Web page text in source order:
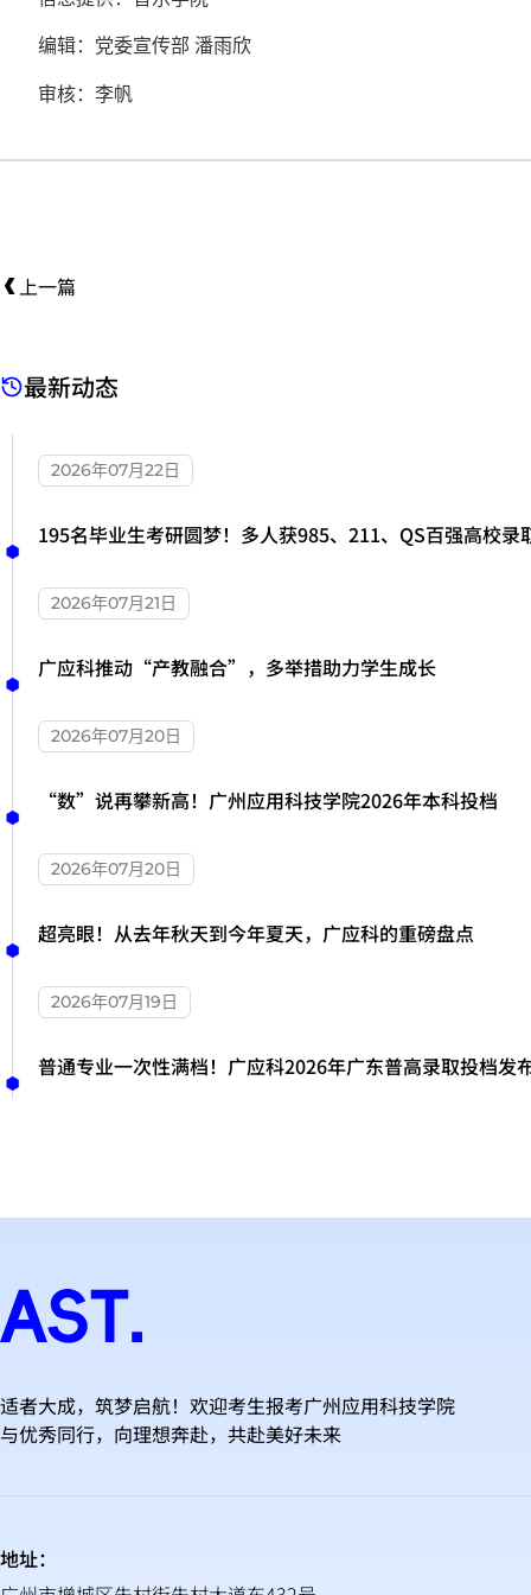
编辑：党委宣传部 潘雨欣
审核：李帆
上一篇
最新动态
2026年07月22日
195名毕业生考研圆梦！多人获985、211、QS百强高校录
2026年07月21日
广应科推动“产教融合”，多举措助力学生成长
2026年07月20日
“数”说再攀新高！广州应用科技学院2026年本科投档
2026年07月20日
超亮眼！从去年秋天到今年夏天，广应科的重磅盘点
2026年07月19日
普通专业一次性满档！广应科2026年广东普高录取投档发
适者大成，筑梦启航！欢迎考生报考广州应用科技学院
与优秀同行，向理想奔赴，共赴美好未来
地址：